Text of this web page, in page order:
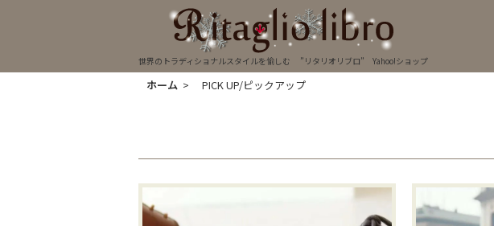
世界のトラディショナルスタイルを愉しむ ”リタリオリブロ” Yahoo!ショップ
ホーム > PICK UP/ピックアップ